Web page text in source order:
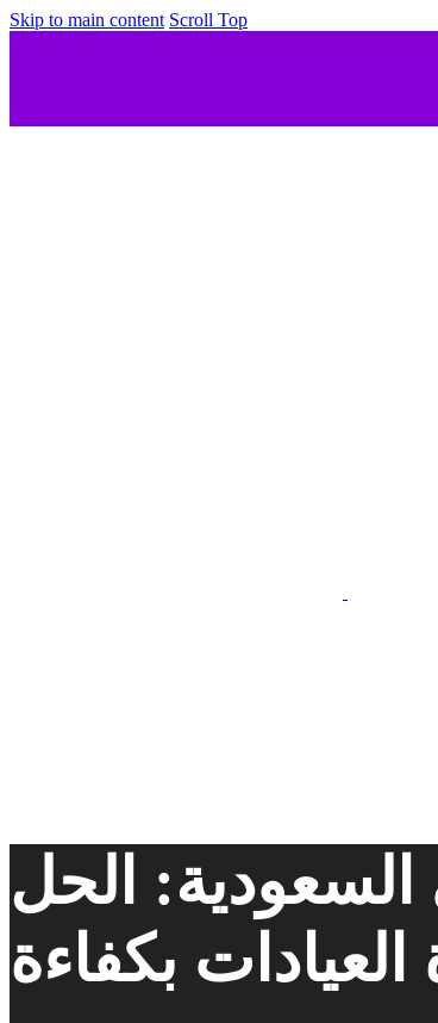
Skip to main content Scroll Top
السعودية: الحل
العيادات بكفاءة